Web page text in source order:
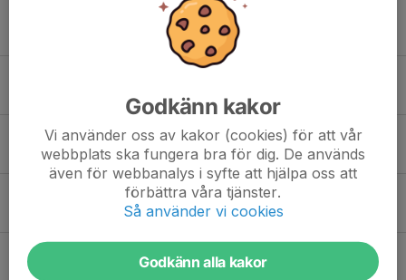
Sammandrag match Moholm/tidan 24 maj.
0
5 maj, 20:11 0
Eventuellt sammandrag
5 maj, 09:28 0
Ny träningstid 14 maj.
2 maj, 17:38 0
Fotografering 9 maj
21 apr, 06:30 0
Godkänn kakor
Vi använder oss av kakor (cookies) för att vår
webbplats ska fungera bra för dig. De används
även för webbanalys i syfte att hjälpa oss att
förbättra våra tjänster.
Så använder vi cookies
Godkänn alla kakor